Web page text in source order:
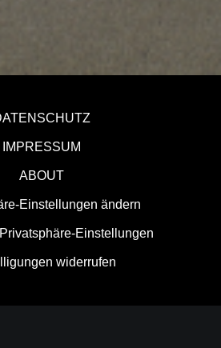
IMPRESSUM
ABOUT
Einstellungen ändern
Einstellungen
widerrufen